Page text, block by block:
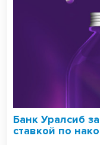
Банк Уралсиб
ставкой по